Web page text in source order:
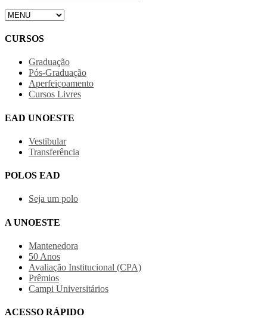
CURSOS
Graduação
Pós-Graduação
Aperfeiçoamento
Cursos Livres
EAD UNOESTE
Vestibular
Transferência
POLOS EAD
Seja um polo
A UNOESTE
Mantenedora
50 Anos
Avaliação Institucional (CPA)
Prêmios
Campi Universitários
ACESSO RÁPIDO